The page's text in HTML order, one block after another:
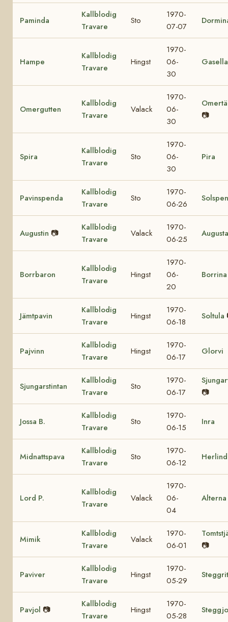
Paminda
Kallblodig
Travare
Sto
1970-
07-07
Hampe
Kallblodig
Travare
Hingst
1970-
06-
30
Gasella
Omergutten
Kallblodig
Travare
Valack
1970-
06-
30
📷
Spira
Kallblodig
Travare
Sto
1970-
06-
30
Pira
Pavinspenda
Kallblodig
Travare
Sto
1970-
06-26
Augustin 📷
Kallblodig
Travare
Valack
1970-
06-25
Augusta
Borrbaron
Kallblodig
Travare
Hingst
1970-
06-
20
Borrina
Jämtpavin
Kallblodig
Travare
Hingst
1970-
06-18
Soltula
Pajvinn
Kallblodig
Travare
Hingst
1970-
06-17
Glorvi
Sjungarstintan
Kallblodig
Travare
Sto
1970-
06-17
📷
Jossa B.
Kallblodig
Travare
Sto
1970-
06-15
Inra
Midnattspava
Kallblodig
Travare
Sto
1970-
06-12
Lord P.
Kallblodig
Travare
Valack
1970-
06-
04
Alterna
Mimik
Kallblodig
Travare
Valack
1970-
06-01
📷
Paviver
Kallblodig
Travare
Hingst
1970-
05-29
Pavjol 📷
Kallblodig
Travare
Hingst
1970-
05-28